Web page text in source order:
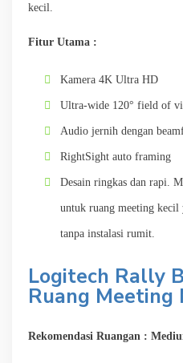
kecil.
Fitur Utama :
Kamera 4K Ultra HD
Ultra-wide 120° field of
Audio jernih dengan
RightSight auto framing
Desain ringkas dan rapi.
untuk ruang meeting
tanpa instalasi rumit.
Logitech Rally
Ruang Meeting
Rekomendasi Ruangan :